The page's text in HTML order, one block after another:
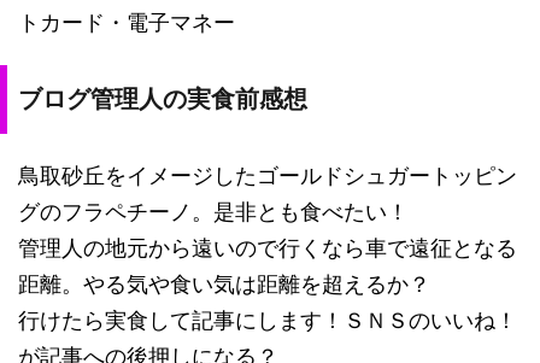
トカード・電子マネー
ブログ管理人の実食前感想
鳥取砂丘をイメージしたゴールドシュガートッピン
グのフラペチーノ。是非とも食べたい！
管理人の地元から遠いので行くなら車で遠征となる
距離。やる気や食い気は距離を超えるか？
行けたら実食して記事にします！ＳＮＳのいいね！
が記事への後押しになる？